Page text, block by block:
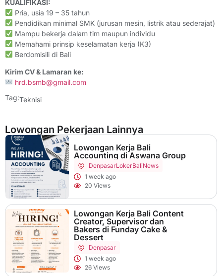
KUALIFIKASI:
Pria, usia 19 – 35 tahun
Pendidikan minimal SMK (jurusan mesin, listrik atau sederajat)
Mampu bekerja dalam tim maupun individu
Memahami prinsip keselamatan kerja (K3)
Berdomisili di Bali
Kirim CV & Lamaran ke:
hrd.bsmb@gmail.com
Tag:Teknisi
Lowongan Pekerjaan Lainnya
Lowongan Kerja Bali
Accounting di Aswana Group
DenpasarLokerBaliNews
1 week ago
20 Views
Lowongan Kerja Bali Content
Creator, Supervisor dan
Bakers di Funday Cake &
Dessert
Denpasar
1 week ago
26 Views